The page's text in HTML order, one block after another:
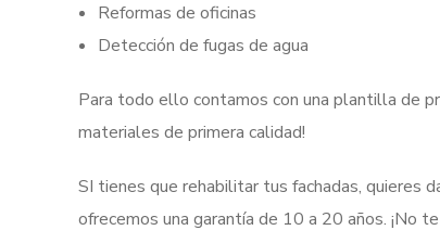
Reformas de oficinas
Detección de fugas de agua
Para todo ello contamos con una plantilla de
materiales de primera calidad!
SI tienes que rehabilitar tus fachadas, quieres
ofrecemos una garantía de 10 a 20 años. ¡No